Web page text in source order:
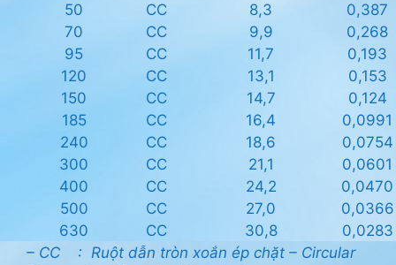
50
CC 8,3
0,387
70
CC 9,9
0,268
95
CC 11,7
0,193
120
CC 13,1
0,153
150
CC 14,7
0,124
185
CC 16,4
0,0991
240
CC 18,6
0,0754
300
CC 21,1
0,0601
400
CC 24,2
0,0470
500
CC 27,0
0,0366
630
CC 30,8
0,0283
– CC : Ruột dẫn tròn xoắn ép chặt – Circular